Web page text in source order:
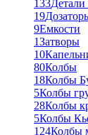
133
19
9Емкости
1Затворы
10
80Колбы
18Колбы
5Колбы
28Колбы
5Колбы
124Колбы